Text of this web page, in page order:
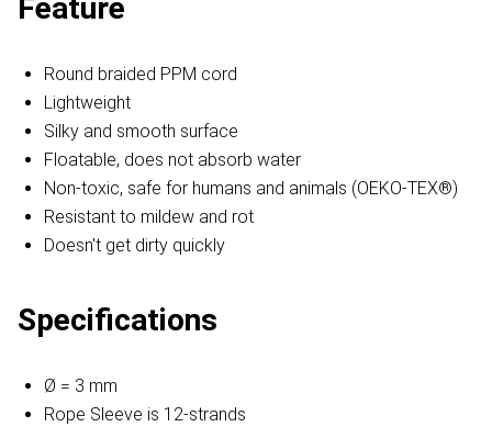
Feature
Round braided PPM cord
Lightweight
Silky and smooth surface
Floatable, does not absorb water
Non-toxic, safe for humans and animals (OEKO-TEX®)
Resistant to mildew and rot
Doesn't get dirty quickly
Specifications
Ø = 3 mm
Rope Sleeve is 12-strands